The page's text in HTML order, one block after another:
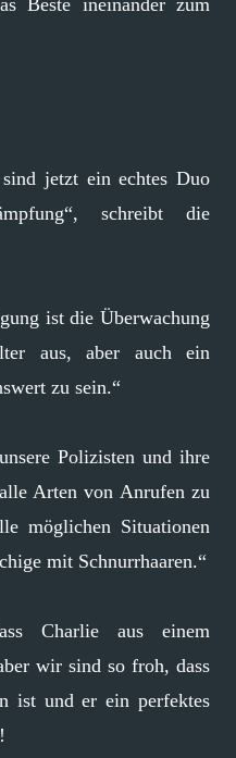
Beste ineinander zum
jetzt ein echtes Duo
schreibt die
ist die Überwachung
aus, aber auch ein
zu sein.“
Polizisten und ihre
Arten von Anrufen zu
möglichen Situationen
mit Schnurrhaaren.“
Charlie aus einem
wir sind so froh, dass
ist und er ein perfektes